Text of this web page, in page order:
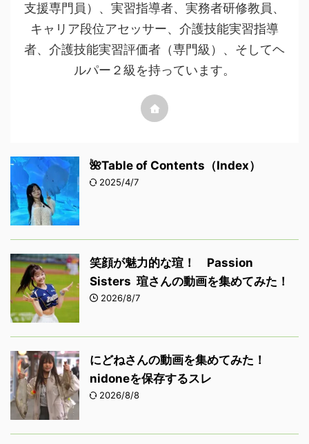
支援専門員）、実習指導者、実務者研修教員、
キャリア段位アセッサー、介護技能実習指導
者、介護技能実習評価者（専門級）、そしてヘ
ルパー２級を持っています。
🌺Table of Contents（Index）
2025/4/7
笑顔が魅力的な瑄！ Passion
Sisters 瑄さんの動画を集めてみた！
2026/8/7
にどねさんの動画を集めてみた！
nidoneを保存するスレ
2026/8/8